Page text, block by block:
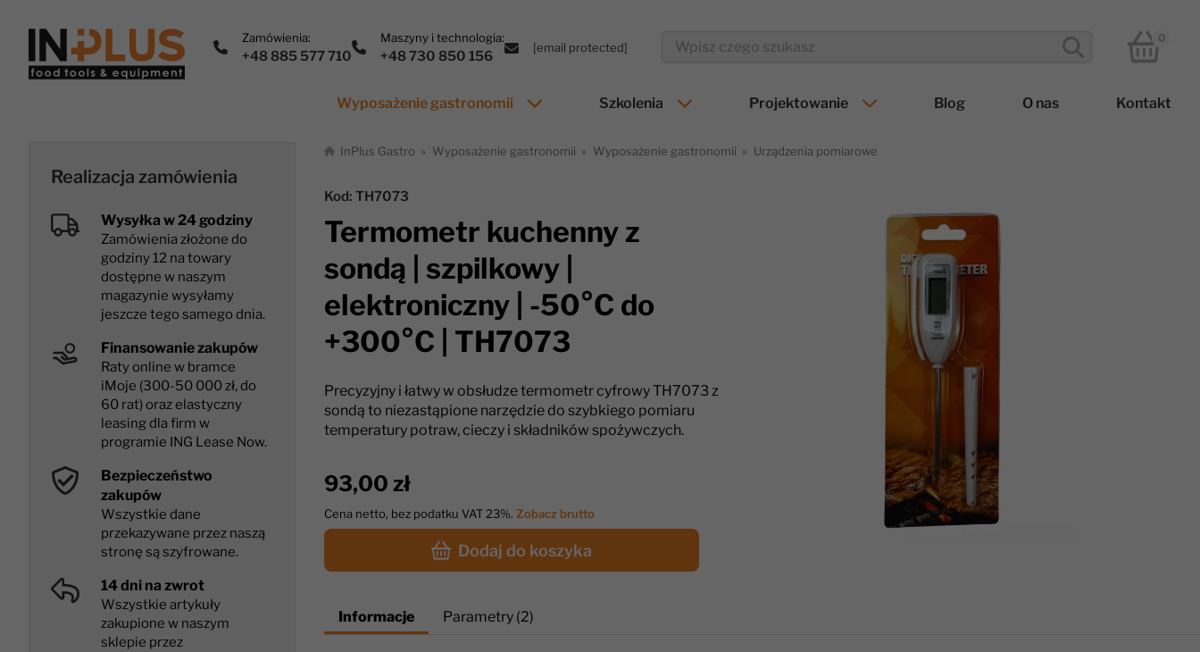
Zamówienia:
+48 885 577 710
Maszyny i technologia:
+48 730 850 156
[email protected]
0
Wyposażenie gastronomii Szkolenia Projektowanie Blog O nas Kontakt
InPlus Gastro Wyposażenie gastronomii Wyposażenie gastronomii Urządzenia pomiarowe
Kod: TH7073
Termometr kuchenny z
sondą | szpilkowy |
elektroniczny | -50°C do
+300°C | TH7073
Precyzyjny i łatwy w obsłudze termometr cyfrowy TH7073 z
sondą to niezastąpione narzędzie do szybkiego pomiaru
temperatury potraw, cieczy i składników spożywczych.
93,00 zł
Cena netto, bez podatku VAT 23%. Zobacz brutto
Dodaj do koszyka
Informacje Parametry (2)
Realizacja zamówienia
Wysyłka w 24 godziny
Zamówienia złożone do
godziny 12 na towary
dostępne w naszym
magazynie wysyłamy
jeszcze tego samego dnia.
Finansowanie zakupów
Raty online w bramce
iMoje (300-50 000 zł, do
60 rat) oraz elastyczny
leasing dla firm w
programie ING Lease Now.
Bezpieczeństwo
zakupów
Wszystkie dane
przekazywane przez naszą
stronę są szyfrowane.
14 dni na zwrot
Wszystkie artykuły
zakupione w naszym
sklepie przez